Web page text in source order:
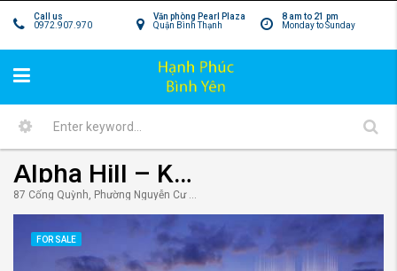
8 am to 21 pm
Monday to Sunday
Văn phòng Pearl Plaza
Quận Bình Thạnh
Call us
0972.907.970
Alpha Hill – Khu phức hợp căn hộ cao cấp quận 1
87 Cống Quỳnh, Phường Nguyễn Cư Trinh, Quận 1, Hồ Chí Minh, Vietnam
FOR SALE